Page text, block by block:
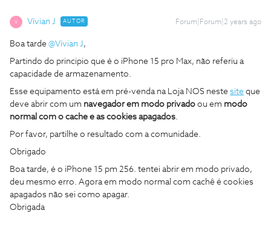
V Vívian J AUTOR Forum|Forum|2 years ago
Boa tarde @Vívian J,
Partindo do principio que é o iPhone 15 pro Max, não referiu a
capacidade de armazenamento.
Esse equipamento está em pré-venda na Loja NOS neste site que
deve abrir com um navegador em modo privado ou em modo
normal com o cache e as cookies apagados.
Por favor, partilhe o resultado com a comunidade.
Obrigado
Boa tarde, é o iPhone 15 pm 256. tentei abrir em modo privado,
deu mesmo erro. Agora em modo normal com cachê é cookies
apagados não sei como apagar.
Obrigada